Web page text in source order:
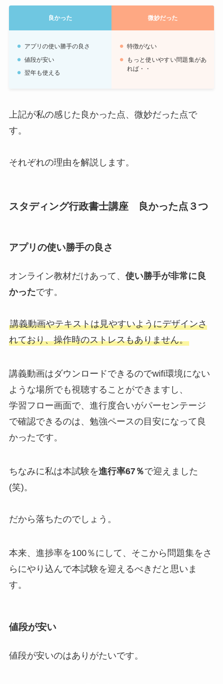
良かった 微妙だった
アプリの使い勝手の良さ
値段が安い
翌年も使える
特徴がない
もっと使いやすい問題集があ
れば・・
上記が私の感じた良かった点、微妙だった点で
す。
それぞれの理由を解説します。
スタディング行政書士講座 良かった点３つ
アプリの使い勝手の良さ
オンライン教材だけあって、 使い勝手が非常に良
かったです。
講義動画やテキストは見やすいようにデザインさ
れており、操作時のストレスもありません。
講義動画はダウンロードできるのでwifi環境にない
ような場所でも視聴することができますし、
学習フロー画面で、進行度合いがパーセンテージ
で確認できるのは、勉強ペースの目安になって良
かったです。
ちなみに私は本試験を進行率67％で迎えました
(笑)。
だから落ちたのでしょう。
本来、進捗率を100％にして、そこから問題集をさ
らにやり込んで本試験を迎えるべきだと思いま
す。
値段が安い
値段が安いのはありがたいです。